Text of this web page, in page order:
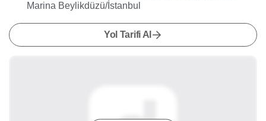
Marina Beylikdüzü/İstanbul
Yol Tarifi Al